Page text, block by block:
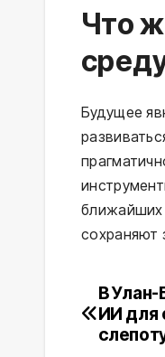
Что
Будущее
ближайших
сохраняют
по
В
ИИ для